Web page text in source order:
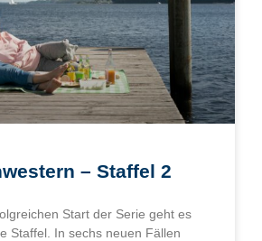
– Staffel 2
Start der Serie geht es
Staffel. In sechs neuen Fällen